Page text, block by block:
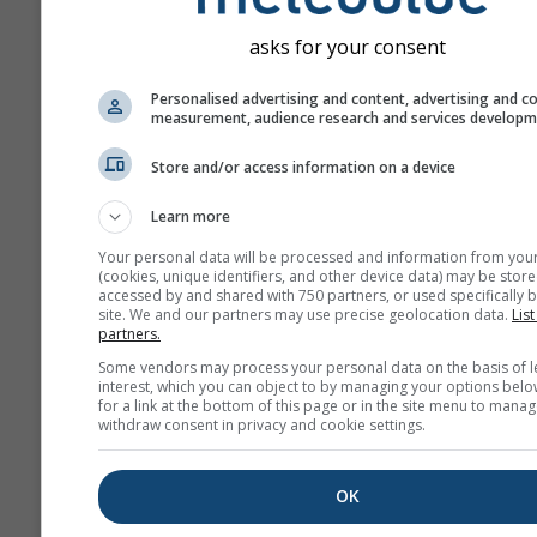
Ние не споделяме вашия имейл
трети страни, както е описано в
услугите на meteoblue, вие
нашитеобщи условия. Вашият
адрес ще може да се използва
услуги на meteoblue.
Повече метеорологични
asks for your consent
Personalised advertising and content, advertising and
measurement, audience research and services
Store and/or access information on a device
Learn more
Your personal data will be processed and information from
(cookies, unique identifiers, and other device data) may be
accessed by and shared with 750 partners, or used specifically
site. We and our partners may use precise geolocation data.
partners.
Some vendors may process your personal data on the basis of
interest, which you can object to by managing your options
for a link at the bottom of this page or in the site menu to
withdraw consent in privacy and cookie settings.
OK